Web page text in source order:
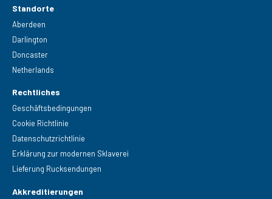
Standorte
Aberdeen
Darlington
Doncaster
Netherlands
Rechtliches
Geschäftsbedingungen
Cookie Richtlinie
Datenschutzrichtlinie
Erklärung zur modernen Sklaverei
Lieferung Rucksendungen
Akkreditierungen